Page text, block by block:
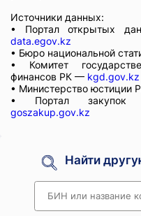
Источники данных:
• Портал открытых
data.egov.kz
• Бюро национальной
• Комитет
финансов РК — kgd.gov.kz
• Министерство юстиции
• Портал закупок
goszakup.gov.kz
Найти